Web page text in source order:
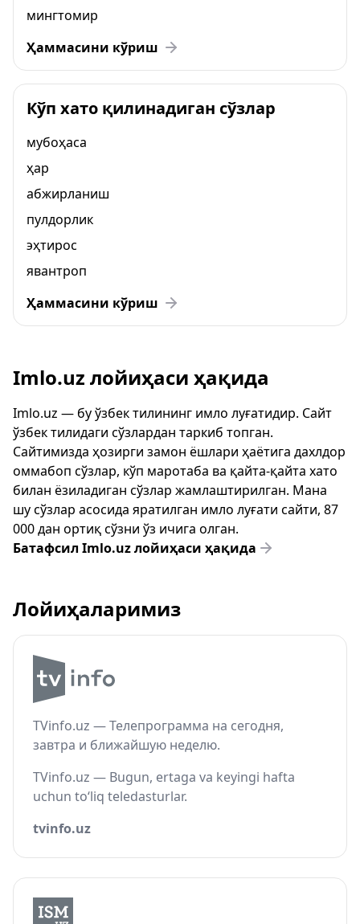
мингтомир
Ҳаммасини кўриш
Кўп хато қилинадиган сўзлар
мубоҳаса
ҳар
абжирланиш
пулдорлик
эҳтирос
явантроп
Ҳаммасини кўриш
Imlo.uz лойиҳаси ҳақида
Imlo.uz — бу ўзбек тилининг имло луғатидир. Сайт
ўзбек тилидаги сўзлардан таркиб топган.
Сайтимизда ҳозирги замон ёшлари ҳаётига дахлдор
оммабоп сўзлар, кўп маротаба ва қайта-қайта хато
билан ёзиладиган сўзлар жамлаштирилган. Мана
шу сўзлар асосида яратилган имло луғати сайти, 87
000 дан ортиқ сўзни ўз ичига олган.
Батафсил Imlo.uz лойиҳаси ҳақида
Лойиҳаларимиз
TVinfo.uz — Телепрограмма на сегодня,
завтра и ближайшую неделю.
TVinfo.uz — Bugun, ertaga va keyingi hafta
uchun to‘liq teledasturlar.
tvinfo.uz